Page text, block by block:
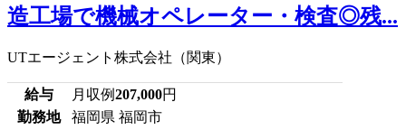
造工場で機械オペレーター・検査◎残...
UTエージェント株式会社（関東）
給与 月収例207,000円
勤務地
福岡県 福岡市